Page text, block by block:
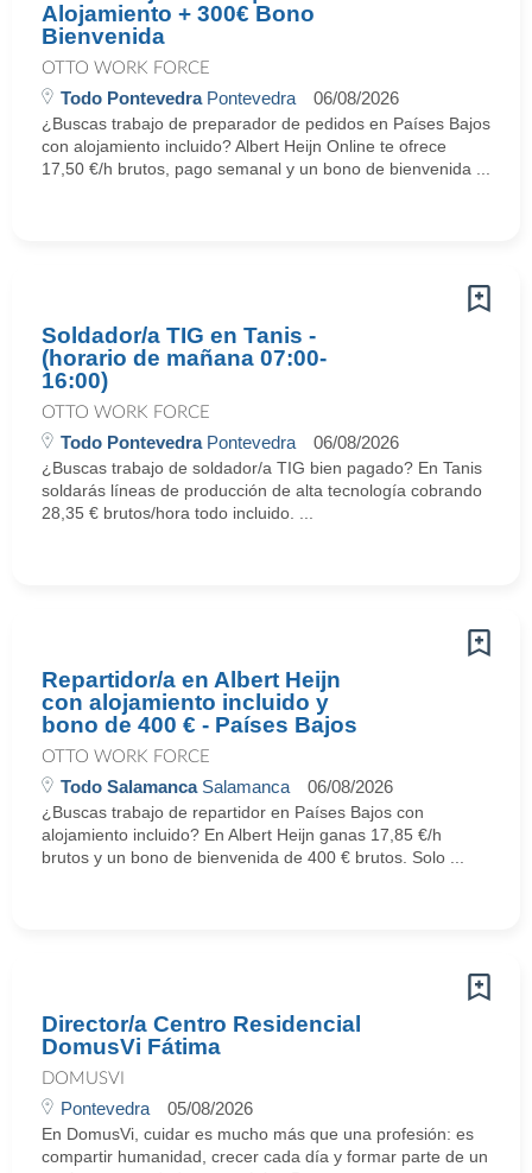
Alojamiento + 300€ Bono
Bienvenida
OTTO WORK FORCE
Todo PontevedraPontevedra 06/08/2026
¿Buscas trabajo de preparador de pedidos en Países Bajos
con alojamiento incluido? Albert Heijn Online te ofrece
17,50 €/h brutos, pago semanal y un bono de bienvenida ...
Soldador/a TIG en Tanis -
(horario de mañana 07:00-
16:00)
OTTO WORK FORCE
Todo PontevedraPontevedra 06/08/2026
¿Buscas trabajo de soldador/a TIG bien pagado? En Tanis
soldarás líneas de producción de alta tecnología cobrando
28,35 € brutos/hora todo incluido. ...
Repartidor/a en Albert Heijn
con alojamiento incluido y
bono de 400 € - Países Bajos
OTTO WORK FORCE
Todo SalamancaSalamanca 06/08/2026
¿Buscas trabajo de repartidor en Países Bajos con
alojamiento incluido? En Albert Heijn ganas 17,85 €/h
brutos y un bono de bienvenida de 400 € brutos. Solo ...
Director/a Centro Residencial
DomusVi Fátima
DOMUSVI
Pontevedra 05/08/2026
En DomusVi, cuidar es mucho más que una profesión: es
compartir humanidad, crecer cada día y formar parte de un